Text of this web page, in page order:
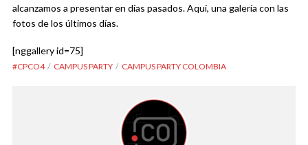
alcanzamos a presentar en días pasados. Aquí, una galería con las
fotos de los últimos días.
[nggallery id=75]
#CPCO4 CAMPUS PARTY CAMPUS PARTY COLOMBIA